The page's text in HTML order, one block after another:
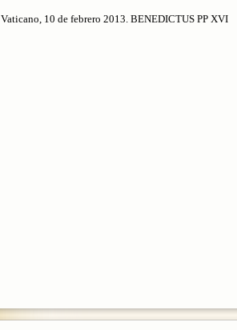
Vaticano, 10 de febrero 2013. BENEDICTUS PP XVI